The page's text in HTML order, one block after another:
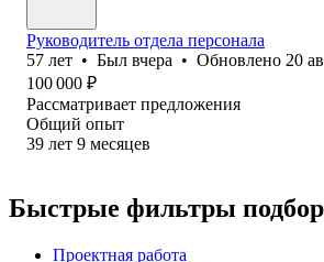
Руководитель отдела персонала
57 лет • Был вчера • Обновлено 20
100 000 ₽
Рассматривает предложения
Общий опыт
39 лет 9 месяцев
Быстрые фильтры
Проектная работа